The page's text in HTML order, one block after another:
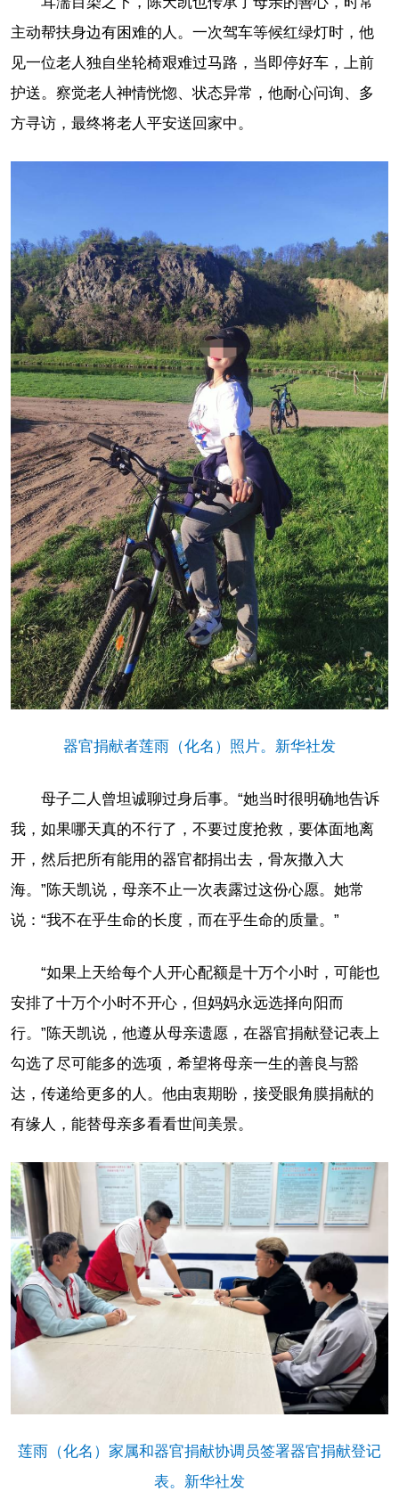
主动帮扶身边有困难的人。一次驾车等候红绿灯时，他
见一位老人独自坐轮椅艰难过马路，当即停好车，上前
护送。察觉老人神情恍惚、状态异常，他耐心问询、多
方寻访，最终将老人平安送回家中。
器官捐献者莲雨（化名）照片。新华社发
母子二人曾坦诚聊过身后事。“她当时很明确地告诉
我，如果哪天真的不行了，不要过度抢救，要体面地离
开，然后把所有能用的器官都捐出去，骨灰撒入大
海。”陈天凯说，母亲不止一次表露过这份心愿。她常
说：“我不在乎生命的长度，而在乎生命的质量。”
“如果上天给每个人开心配额是十万个小时，可能也
安排了十万个小时不开心，但妈妈永远选择向阳而
行。”陈天凯说，他遵从母亲遗愿，在器官捐献登记表上
勾选了尽可能多的选项，希望将母亲一生的善良与豁
达，传递给更多的人。他由衷期盼，接受眼角膜捐献的
有缘人，能替母亲多看看世间美景。
莲雨（化名）家属和器官捐献协调员签署器官捐献登记
表。新华社发